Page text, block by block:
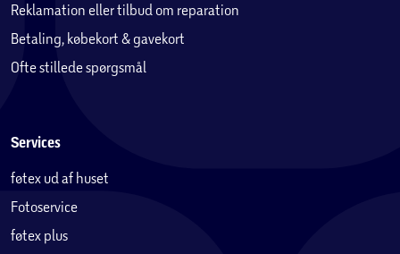
Reklamation eller tilbud om reparation
Betaling, købekort & gavekort
Ofte stillede spørgsmål
Services
føtex ud af huset
Fotoservice
føtex plus